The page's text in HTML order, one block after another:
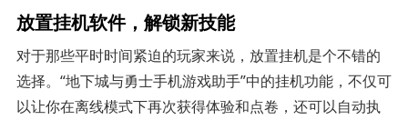
放置挂机软件，解锁新技能
对于那些平时时间紧迫的玩家来说，放置挂机是个不错的
选择。“地下城与勇士手机游戏助手”中的挂机功能，不仅可
以让你在离线模式下再次获得体验和点卷，还可以自动执